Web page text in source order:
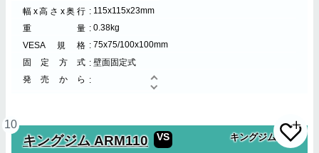
幅x高さx奥行
115x115x23mm
重量
0.38kg
VESA規格
75x75/100x100mm
固定方式
壁面固定式
発売から
10
キングジム ARM110 VS キングジム